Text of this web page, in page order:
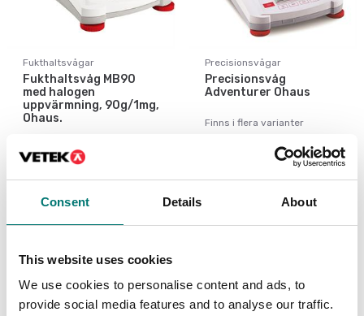
Consent Details About
This website uses cookies
We use cookies to personalise content and ads, to
provide social media features and to analyse our traffic.
Fukthaltsvågar
Fukthaltsvåg MB90
med halogen
uppvärmning, 90g/1mg,
Ohaus.
45 705 kr
Precisionsvågar
Precisionsvåg
Adventurer Ohaus
Finns i flera varianter